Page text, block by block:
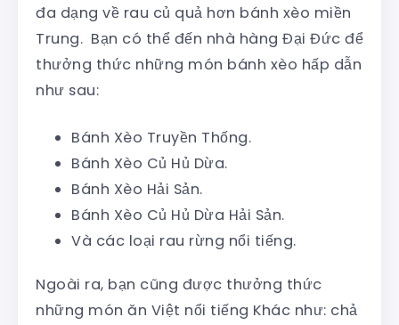
đa dạng về rau củ quả hơn bánh xèo miền
Trung. Bạn có thể đến nhà hàng Đại Đức để
thưởng thức những món bánh xèo hấp dẫn
như sau:
Bánh Xèo Truyền Thống.
Bánh Xèo Củ Hủ Dừa.
Bánh Xèo Hải Sản.
Bánh Xèo Củ Hủ Dừa Hải Sản.
Và các loại rau rừng nổi tiếng.
Ngoài ra, bạn cũng được thưởng thức
những món ăn Việt nổi tiếng Khác như: chả